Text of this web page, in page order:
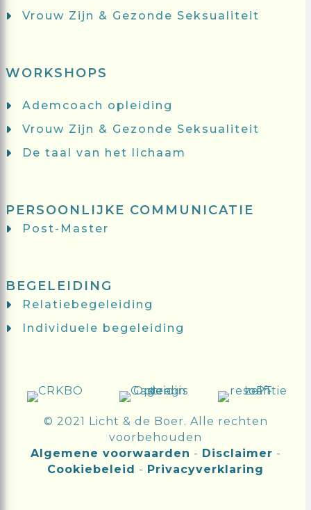
Vrouw Zijn & Gezonde Seksualiteit
WORKSHOPS
Ademcoach opleiding
Vrouw Zijn & Gezonde Seksualiteit
De taal van het lichaam
PERSOONLIJKE COMMUNICATIE
Post-Master
BEGELEIDING
Relatiebegeleiding
Individuele begeleiding
© 2021 Licht & de Boer. Alle rechten
voorbehouden
Algemene voorwaarden - Disclaimer -
Cookiebeleid - Privacyverklaring